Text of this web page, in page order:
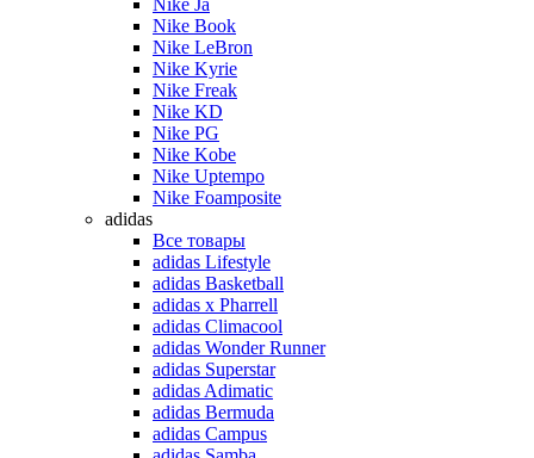
Nike Ja
Nike Book
Nike LeBron
Nike Kyrie
Nike Freak
Nike KD
Nike PG
Nike Kobe
Nike Uptempo
Nike Foamposite
adidas
Все товары
adidas Lifestyle
adidas Basketball
adidas x Pharrell
adidas Climacool
adidas Wonder Runner
adidas Superstar
adidas Adimatic
adidas Bermuda
adidas Campus